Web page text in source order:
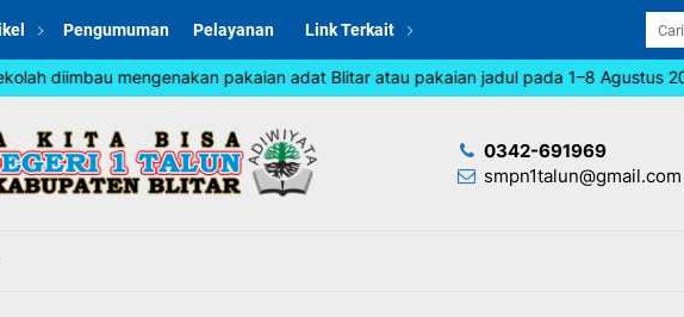
Pengumuman Pelayanan Link Terkait
diimbau mengenakan pakaian adat Blitar atau pakaian jadul pada 1–8 Agustus 2026
0342-691969
smpn1talun@gmail.com